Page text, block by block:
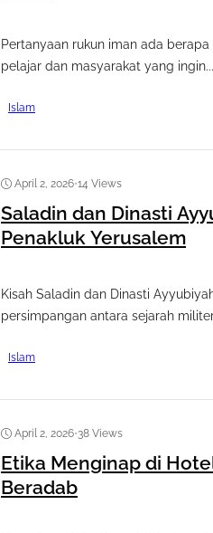
Pertanyaan rukun iman ada
pelajar dan masyarakat yang ingin...
Islam
April 2, 2026•14 Views
Saladin dan Dinasti
Penakluk Yerusalem
Kisah Saladin dan Dinasti
persimpangan antara sejarah
Islam
April 2, 2026•38 Views
Etika Menginap di
Beradab